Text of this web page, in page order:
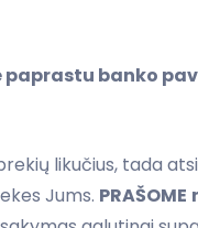
paprastu banko
likučius, tada
Jums. PRAŠOME